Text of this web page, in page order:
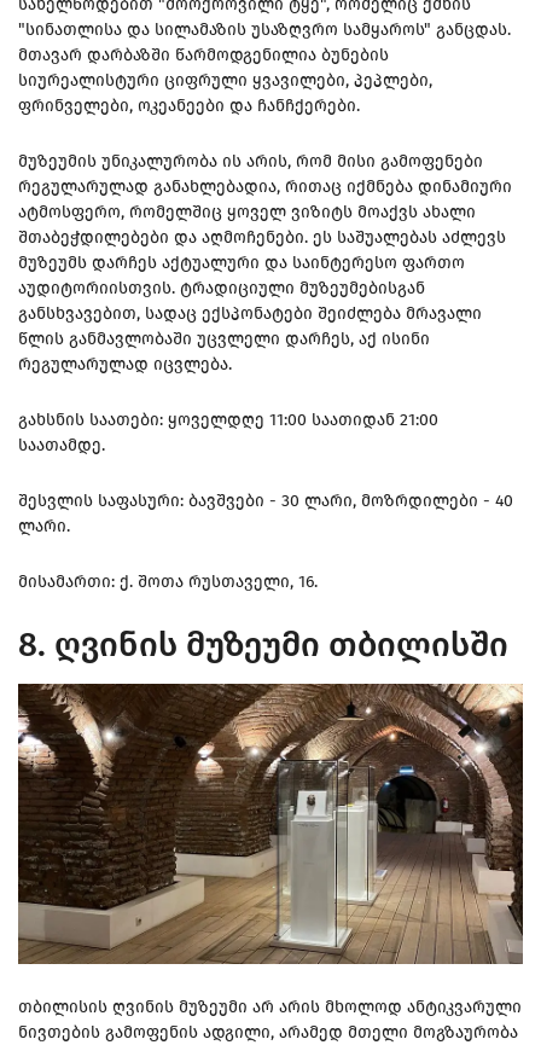
სახელწოდებით "მოოქროვილი ტყე", რომელიც ქმნის
"სინათლისა და სილამაზის უსაზღვრო სამყაროს" განცდას.
მთავარ დარბაზში წარმოდგენილია ბუნების
სიურეალისტური ციფრული ყვავილები, პეპლები,
ფრინველები, ოკეანეები და ჩანჩქერები.
მუზეუმის უნიკალურობა ის არის, რომ მისი გამოფენები
რეგულარულად განახლებადია, რითაც იქმნება დინამიური
ატმოსფერო, რომელშიც ყოველ ვიზიტს მოაქვს ახალი
შთაბეჭდილებები და აღმოჩენები. ეს საშუალებას აძლევს
მუზეუმს დარჩეს აქტუალური და საინტერესო ფართო
აუდიტორიისთვის. ტრადიციული მუზეუმებისგან
განსხვავებით, სადაც ექსპონატები შეიძლება მრავალი
წლის განმავლობაში უცვლელი დარჩეს, აქ ისინი
რეგულარულად იცვლება.
გახსნის საათები: ყოველდღე 11:00 საათიდან 21:00
საათამდე.
შესვლის საფასური: ბავშვები - 30 ლარი, მოზრდილები - 40
ლარი.
მისამართი: ქ. შოთა რუსთაველი, 16.
8. ღვინის მუზეუმი თბილისში
თბილისის ღვინის მუზეუმი არ არის მხოლოდ ანტიკვარული
ნივთების გამოფენის ადგილი, არამედ მთელი მოგზაურობა